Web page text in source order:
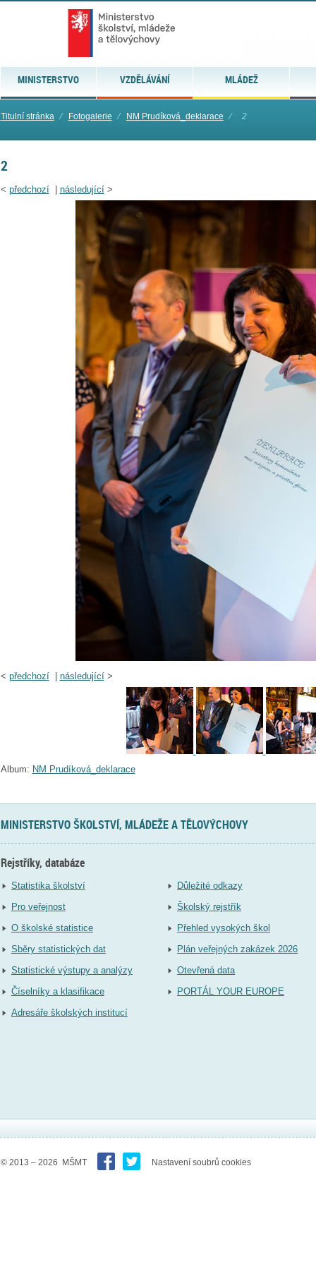
MINISTERSTVO VZDĚLÁVÁNÍ MLÁDEŽ
Titulní stránka ⁄ Fotogalerie ⁄ NM Prudíková_deklarace ⁄ 2
2
< předchozí| následující>
< předchozí| následující>
Album: NM Prudíková_deklarace
MINISTERSTVO ŠKOLSTVÍ, MLÁDEŽE A TĚLOVÝCHOVY
Rejstříky, databáze
Statistika školství
Pro veřejnost
O školské statistice
Sběry statistických dat
Statistické výstupy a analýzy
Číselníky a klasifikace
Adresáře školských institucí
Důležité odkazy
Školský rejstřík
Přehled vysokých škol
Plán veřejných zakázek 2026
Otevřená data
PORTÁL YOUR EUROPE
© 2013 – 2026 MŠMT Nastavení soubrů cookies